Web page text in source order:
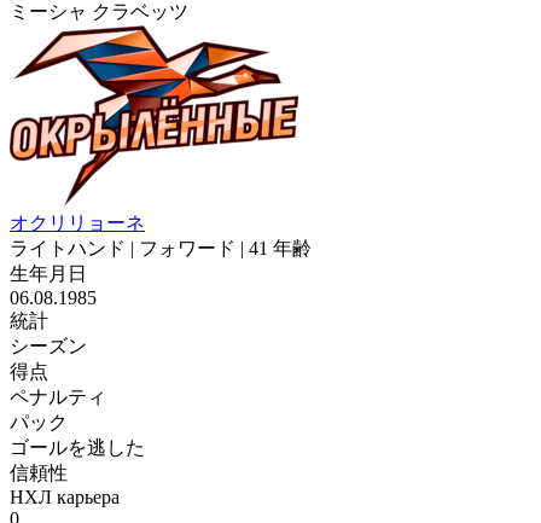
ミーシャ クラベッツ
オクリリョーネ
ライトハンド | フォワード | 41 年齢
生年月日
06.08.1985
統計
シーズン
得点
ペナルティ
パック
ゴールを逃した
信頼性
НХЛ карьера
0